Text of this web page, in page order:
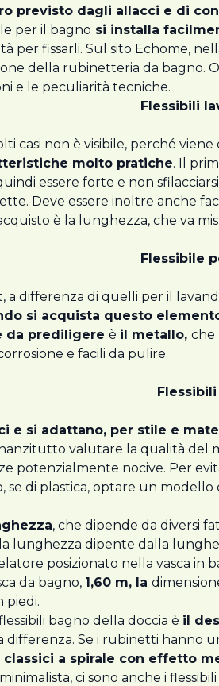
previsto dagli allacci e di
per il bagno si installa
per fissarli. Sul sito Echome,
della rubinetteria da
e le peculiarità tecniche.
Flessibili
casi non è visibile, perché
molto pratiche. Il
essere forte e non
Deve essere inoltre anche
è la lunghezza, che va
Flessibile
a differenza di quelli per il
si acquista questo
da prediligere è il metallo, che
e facili da pulire.
e si adattano, per stile e
valutare la qualità del
potenzialmente nocive. Per
se di plastica, optare un modello
, che dipende da diversi
lunghezza dipente dalla
posizionato nella vasca in
da bagno, 1,60 m, la
piedi.
bagno della doccia è il
differenza. Se i rubinetti hanno
a spirale con effetto
ci sono anche i